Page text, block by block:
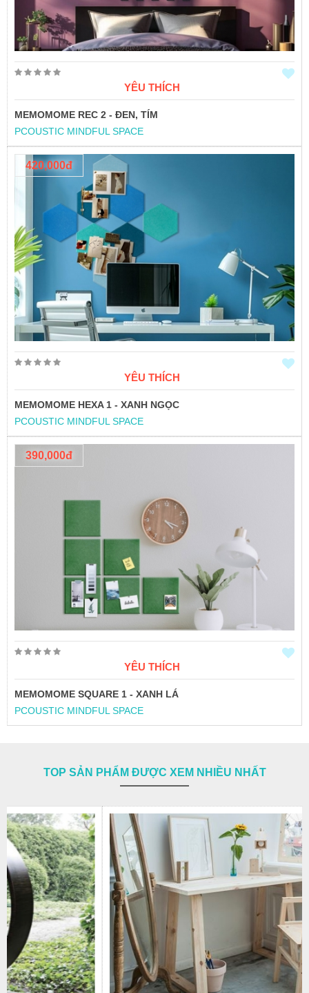
YÊU THÍCH
MEMOMOME REC 2 - ĐEN, TÍM
PCOUSTIC MINDFUL SPACE
420,000đ
YÊU THÍCH
MEMOMOME HEXA 1 - XANH NGỌC
PCOUSTIC MINDFUL SPACE
390,000đ
YÊU THÍCH
MEMOMOME SQUARE 1 - XANH LÁ
PCOUSTIC MINDFUL SPACE
TOP SẢN PHẨM ĐƯỢC XEM NHIỀU NHẤT